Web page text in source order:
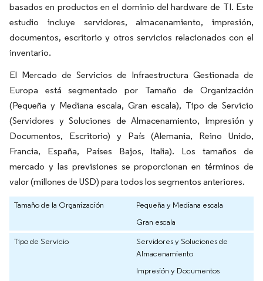
basados en productos en el dominio del hardware de TI. Este
estudio incluye servidores, almacenamiento, impresión,
documentos, escritorio y otros servicios relacionados con el
inventario.
El Mercado de Servicios de Infraestructura Gestionada de
Europa está segmentado por Tamaño de Organización
(Pequeña y Mediana escala, Gran escala), Tipo de Servicio
(Servidores y Soluciones de Almacenamiento, Impresión y
Documentos, Escritorio) y País (Alemania, Reino Unido,
Francia, España, Países Bajos, Italia). Los tamaños de
mercado y las previsiones se proporcionan en términos de
valor (millones de USD) para todos los segmentos anteriores.
Tamaño de la Organización
Pequeña y Mediana escala
Gran escala
Tipo de Servicio
Servidores y Soluciones de
Almacenamiento
Impresión y Documentos